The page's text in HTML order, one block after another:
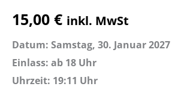
15,00 € inkl. MwSt
Datum: Samstag, 30. Januar 2027
Einlass: ab 18 Uhr
Uhrzeit: 19:11 Uhr